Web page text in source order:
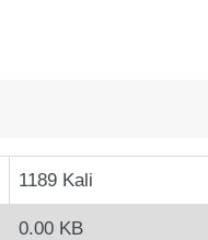
1189 Kali
0.00 KB